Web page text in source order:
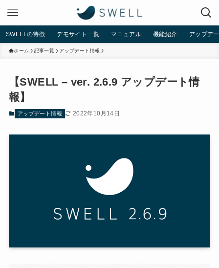
SWELLの特徴 デモサイト一覧 マニュアル 機能紹介 アップデ
ホーム 記事一覧 アップデート情報
【SWELL – ver. 2.6.9 アップデート情
報】
アップデート情報 2022年10月14日